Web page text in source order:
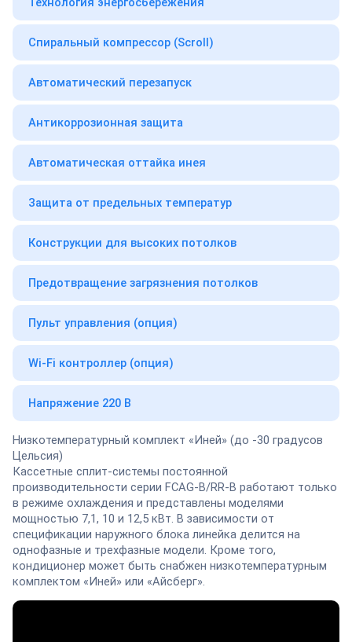
Спиральный компрессор (Scroll)
Автоматический перезапуск
Антикоррозионная защита
Автоматическая оттайка инея
Защита от предельных температур
Конструкции для высоких потолков
Предотвращение загрязнения потолков
Пульт управления (опция)
Wi-Fi контроллер (опция)
Напряжение 220 В
Низкотемпературный комплект «Иней» (до -30 градусов
Цельсия)
Кассетные сплит-системы постоянной
производительности серии FCAG-B/RR-B работают только
в режиме охлаждения и представлены моделями
мощностью 7,1, 10 и 12,5 кВт. В зависимости от
спецификации наружного блока линейка делится на
однофазные и трехфазные модели. Кроме того,
кондиционер может быть снабжен низкотемпературным
комплектом «Иней» или «Айсберг».